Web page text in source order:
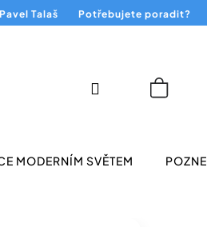
Talaš Potřebujete poradit?
MODERNÍM SVĚTEM
Přihlášení